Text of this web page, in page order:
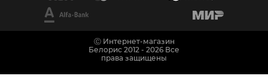
Ⓒ Интернет-магазин
Белорис 2012 - 2026 Все
права защищены